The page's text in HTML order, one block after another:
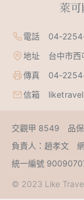
電話 04-
地址 台中市西
傳真 04-
信箱
交觀甲 8549 品
負責人：趙孝文
統一編號
© 2023 Like